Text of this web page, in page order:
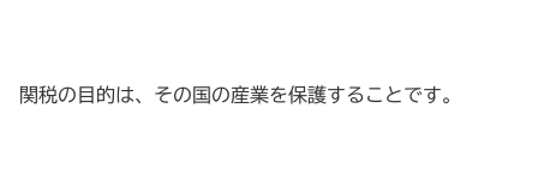
関税の目的は、その国の産業を保護することです。